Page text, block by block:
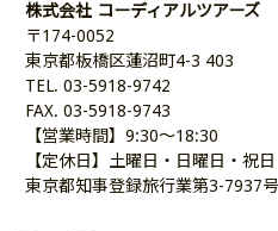
株式会社 コーディアルツアーズ
〒174-0052
東京都板橋区蓮沼町4-3 403
TEL. 03-5918-9742
FAX. 03-5918-9743
【営業時間】9:30～18:30
【定休日】土曜日・日曜日・祝日
東京都知事登録旅行業第3-7937号